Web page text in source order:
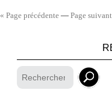
« Page précédente — Page